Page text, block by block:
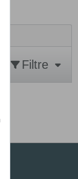
Filtre